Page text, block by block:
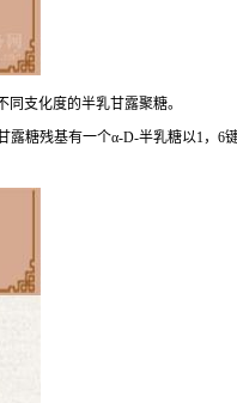
支化度的半乳甘露聚糖。
糖残基有一个α-D-半乳糖以1，6